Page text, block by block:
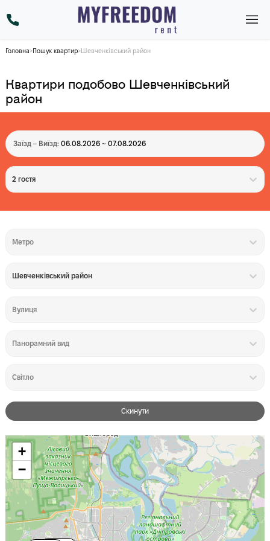
Головна>Пошук квартир> Шевченківський район
Квартири подобово Шевченківський
район
Заїзд – Виїзд: 06.08.2026 ~ 07.08.2026
2 гостя
Метро
Шевченківський район
Вулиця
Панорамний вид
Світло
Скинути
+
−